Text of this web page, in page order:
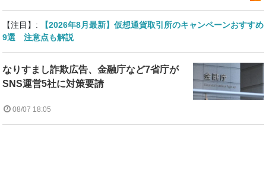
【注目】:
【2026年8月最新】仮想通貨取引所のキャンペーンおすすめ
9選 注意点も解説
なりすまし詐欺広告、金融庁など7省庁が
SNS運営5社に対策要請
08/07 18:05